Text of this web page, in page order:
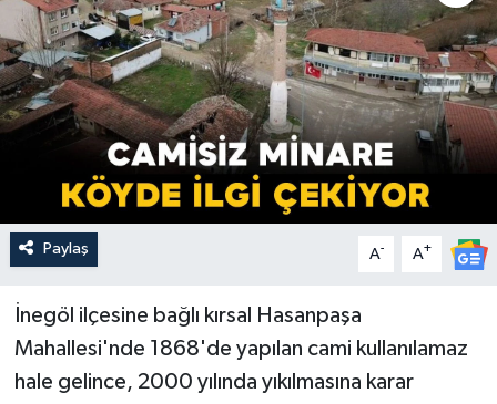
Paylaş A- A+
İnegöl ilçesine bağlı kırsal Hasanpaşa
Mahallesi'nde 1868'de yapılan cami kullanılamaz
hale gelince, 2000 yılında yıkılmasına karar